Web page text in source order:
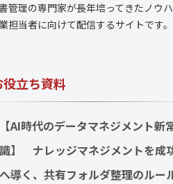
管理の専門家が長年培ってきたノウ
担当者に向けて配信するサイトです。
役立ち資料
【AI時代のデータマネジメント新
識】　ナレッジマネジメントを成
へ導く、共有フォルダ整理のルー